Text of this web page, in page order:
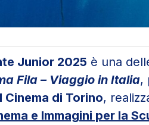
Junior 2025 è una
Fila – Viaggio in Italia,
Cinema di Torino,
e Immagini per la